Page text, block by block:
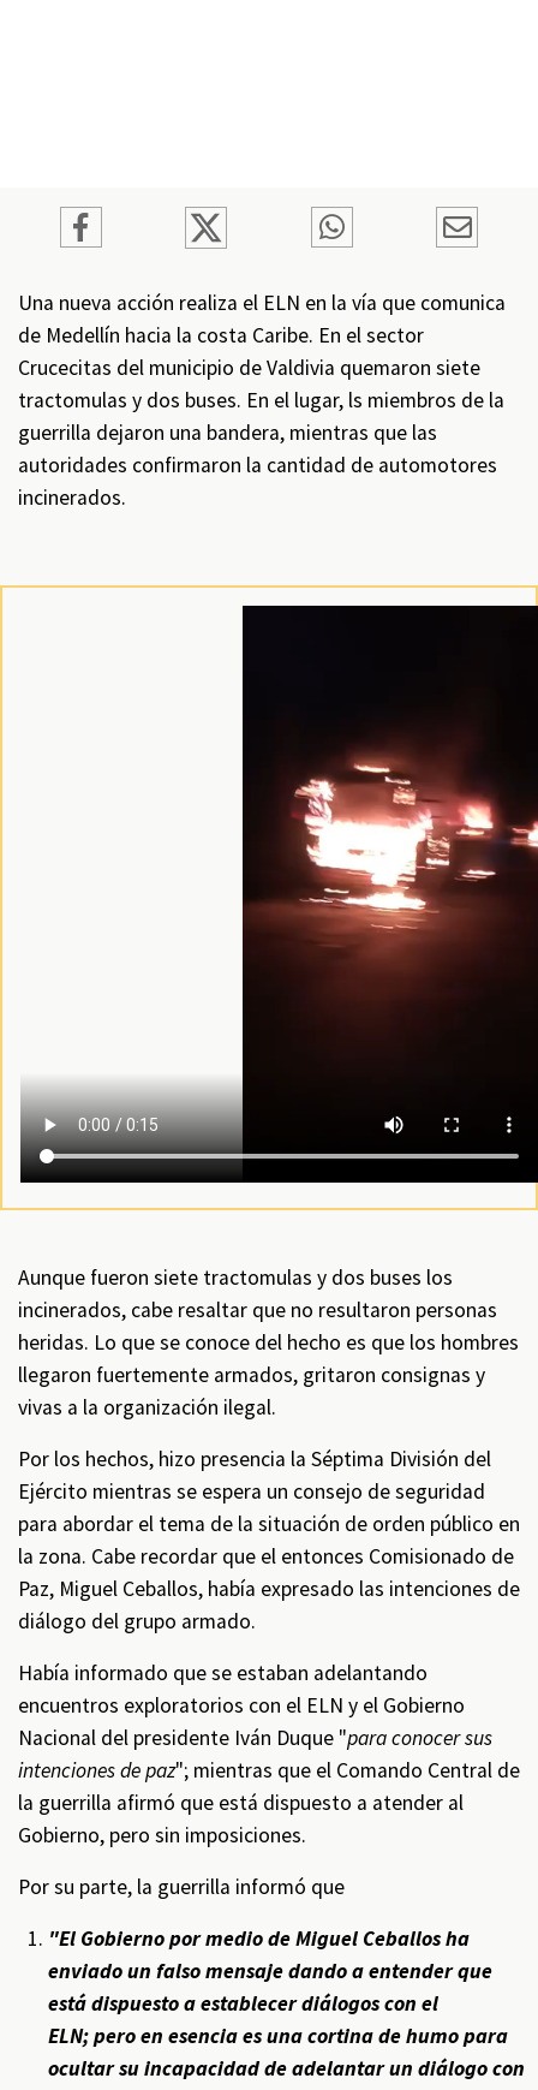
Una nueva acción realiza el ELN en la vía que comunica
de Medellín hacia la costa Caribe. En el sector
Crucecitas del municipio de Valdivia quemaron siete
tractomulas y dos buses. En el lugar, ls miembros de la
guerrilla dejaron una bandera, mientras que las
autoridades confirmaron la cantidad de automotores
incinerados.
Aunque fueron siete tractomulas y dos buses los
incinerados, cabe resaltar que no resultaron personas
heridas. Lo que se conoce del hecho es que los hombres
llegaron fuertemente armados, gritaron consignas y
vivas a la organización ilegal.
Por los hechos, hizo presencia la Séptima División del
Ejército mientras se espera un consejo de seguridad
para abordar el tema de la situación de orden público en
la zona. Cabe recordar que el entonces Comisionado de
Paz, Miguel Ceballos, había expresado las intenciones de
diálogo del grupo armado.
Había informado que se estaban adelantando
encuentros exploratorios con el ELN y el Gobierno
Nacional del presidente Iván Duque "para conocer sus
intenciones de paz"; mientras que el Comando Central de
la guerrilla afirmó que está dispuesto a atender al
Gobierno, pero sin imposiciones.
Por su parte, la guerrilla informó que
"El Gobierno por medio de Miguel Ceballos ha
enviado un falso mensaje dando a entender que
está dispuesto a establecer diálogos con el
ELN; pero en esencia es una cortina de humo para
ocultar su incapacidad de adelantar un diálogo con